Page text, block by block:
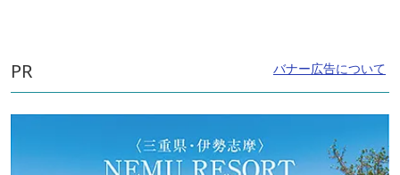
PR バナー広告について